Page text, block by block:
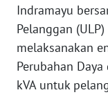
Indramayu
Pelanggan
melaksanakan
Perubahan
kVA untuk
Wahana
News
Regional
WN
SUMUT